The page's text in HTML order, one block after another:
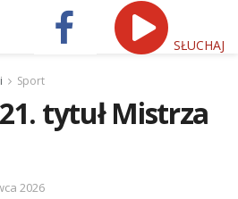
SŁUCHAJ
Sport
tytuł Mistrza
2026